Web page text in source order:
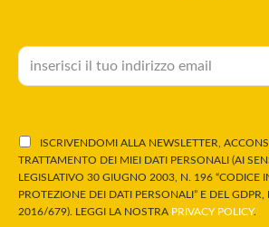
ISCRIVENDOMI ALLA NEWSLETTER,
TRATTAMENTO DEI MIEI DATI PERSONALI (AI
LEGISLATIVO 30 GIUGNO 2003, N. 196 “CODICE
PROTEZIONE DEI DATI PERSONALI” E DEL
2016/679). LEGGI LA NOSTRA PRIVACY POLICY.